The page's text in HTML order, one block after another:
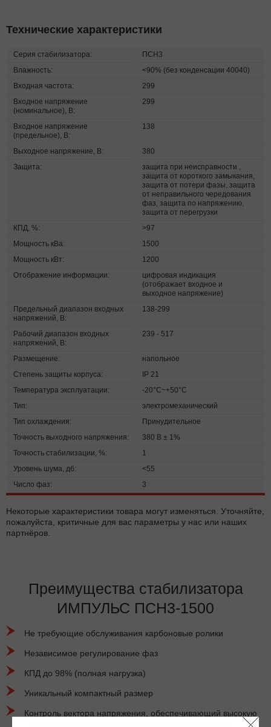
Технические характеристики
Серия стабилизатора:
ПСН3
Влажность:
<90% (без конденсации 40040)
Входная частота:
299
Входное напряжение
(номинальное), В:
299
Входное напряжение
(предельное), B:
138
Выходное напряжение, В:
380
Защита:
защита при неисправности ,
защита от короткого замыкания,
защита от потери фазы, защита
от неправильного чередования
фаз, защита по напряжению,
защита от перегрузки
КПД, %:
>97
Мощность кВа:
1500
Мощность кВт:
1200
Отображение информации:
цифровая индикация
(отображает входное и
выходное напряжение)
Предельный диапазон входных
напряжений, В:
138-299
Рабочий диапазон входных
напряжений, В:
239 - 517
Размещение:
напольное
Степень защиты корпуса:
IP 21
Температура эксплуатации:
-20°C~+50°C
Тип:
электромеханический
Тип охлаждения:
Принудительное
Точность выходного напряжения:
380 В ± 1%
Точность стабилизации, %:
1
Уровень шума, дб:
<55
Число фаз:
3
Некоторые характеристики товара могут изменяться. Уточняйте,
пожалуйста, критичные для вас параметры у нас или наших
партнёров.
Преимущества стабилизатора
ИМПУЛЬС ПСН3-1500
Не требующие обслуживания карбоновые ролики
Независимое регулирование фаз
КПД до 98% (полная нагрузка)
Уникальный компактный размер
Контроль вектора напряжения, обеспечивающий высокую